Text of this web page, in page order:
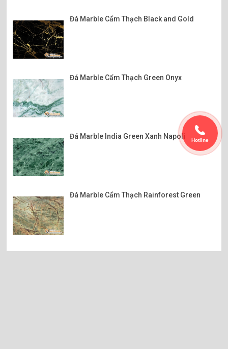
Đá Marble Cẩm Thạch Black and Gold
Đá Marble Cẩm Thạch Green Onyx
Đá Marble India Green Xanh Napoli
Đá Marble Cẩm Thạch Rainforest Green
Hotline